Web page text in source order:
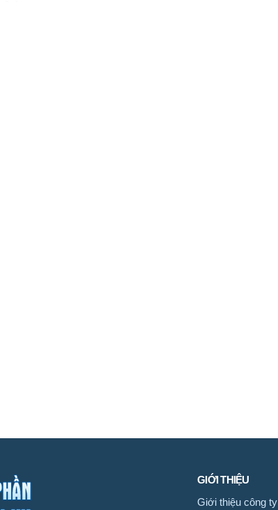
GIỚI THIỆU
Giới thiệu công ty